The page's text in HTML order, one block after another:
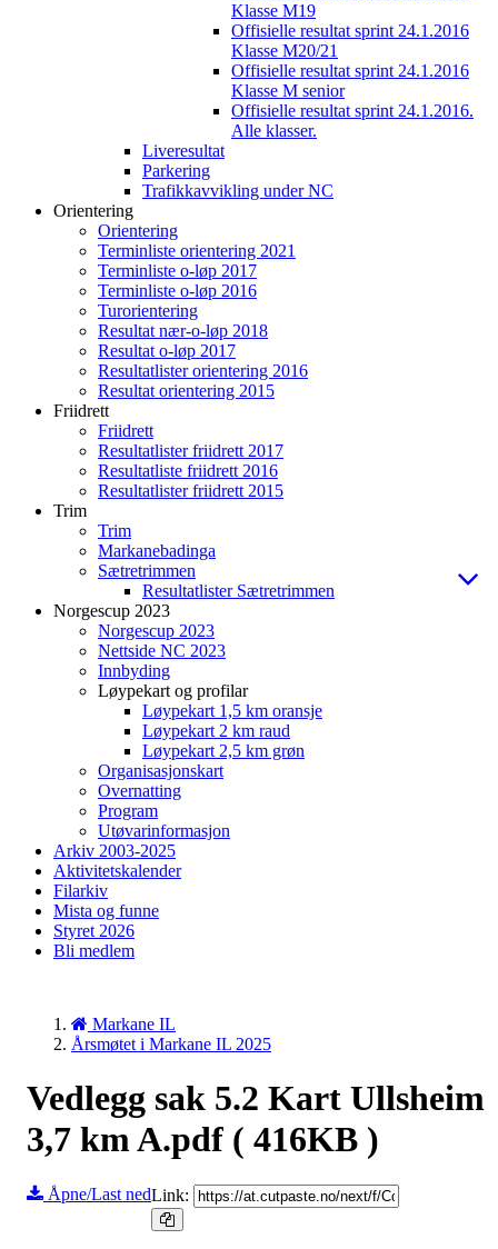
Klasse M19
Offisielle resultat sprint 24.1.2016
Klasse M20/21
Offisielle resultat sprint 24.1.2016
Klasse M senior
Offisielle resultat sprint 24.1.2016.
Alle klasser.
Liveresultat
Parkering
Trafikkavvikling under NC
Orientering
Orientering
Terminliste orientering 2021
Terminliste o-løp 2017
Terminliste o-løp 2016
Turorientering
Resultat nær-o-løp 2018
Resultat o-løp 2017
Resultatlister orientering 2016
Resultat orientering 2015
Friidrett
Friidrett
Resultatlister friidrett 2017
Resultatliste friidrett 2016
Resultatlister friidrett 2015
Trim
Trim
Markanebadinga
Sætretrimmen
Resultatlister Sætretrimmen
Norgescup 2023
Norgescup 2023
Nettside NC 2023
Innbyding
Løypekart og profilar
Løypekart 1,5 km oransje
Løypekart 2 km raud
Løypekart 2,5 km grøn
Organisasjonskart
Overnatting
Program
Utøvarinformasjon
Arkiv 2003-2025
Aktivitetskalender
Filarkiv
Mista og funne
Styret 2026
Bli medlem
Markane IL
Årsmøtet i Markane IL 2025
Vedlegg sak 5.2 Kart Ullsheim
3,7 km A.pdf ( 416KB )
Åpne/Last nedLink: